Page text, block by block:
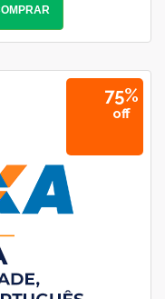
75%
off